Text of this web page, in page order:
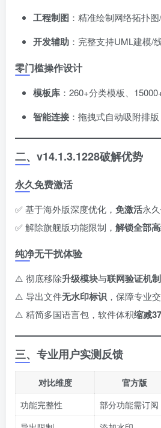
工程制图 ：精准绘制网络拓扑
开发辅助 ：完整支持UML建模/
零门槛操作设计
模板库 ：260+分类模板、
智能连接 ：拖拽式自动吸附排
二、v14.1.3.1228破解优势
永久免费激活
✅ 基于海外版深度优化，​ 免激活永
✅ 解除旗舰版功能限制，​ 解锁全部
纯净无干扰体验
⚠️ 彻底移除升级模块与联网验证机制
⚠️ 导出文件无水印标识 ，保障专业
⚠️ 精简多国语言包，软件体积缩减
三、专业用户实测反馈
对比维度 官方版
功能完整性
部分功能需订阅